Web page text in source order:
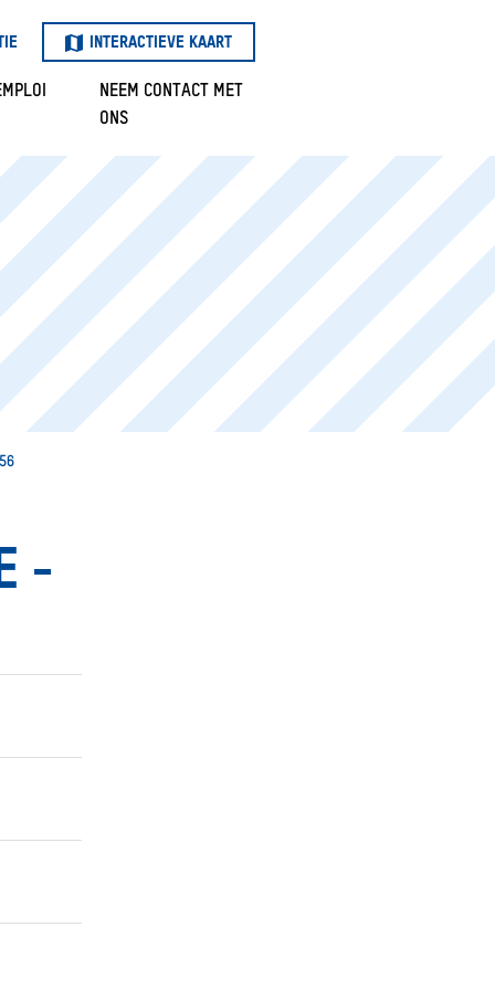
INTERACTIEVE KAART
NEEM CONTACT MET
ONS
-